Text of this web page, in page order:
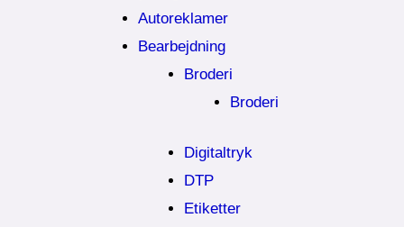
Autoreklamer
Bearbejdning
Broderi
Broderi
Digitaltryk
DTP
Etiketter